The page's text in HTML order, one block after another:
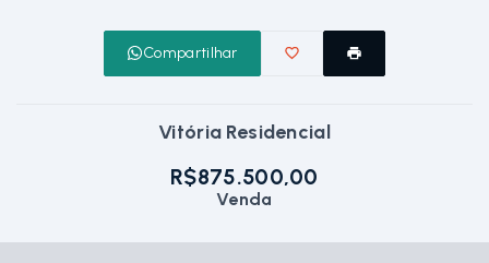
Compartilhar
Vitória Residencial
R$875.500,00
Venda